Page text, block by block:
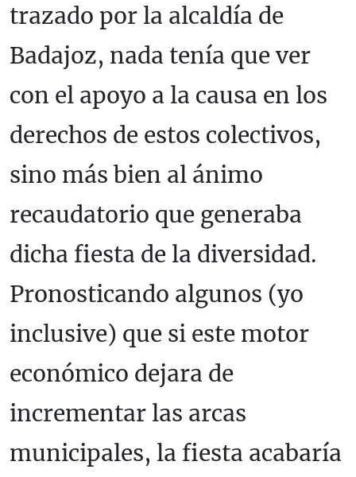
trazado por la alcaldía de
Badajoz, nada tenía que ver
con el apoyo a la causa en los
derechos de estos colectivos,
sino más bien al ánimo
recaudatorio que generaba
dicha fiesta de la diversidad.
Pronosticando algunos (yo
inclusive) que si este motor
económico dejara de
incrementar las arcas
municipales, la fiesta acabaría